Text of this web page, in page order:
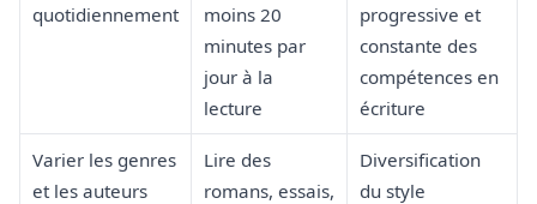
quotidiennement
moins 20
minutes par
jour à la
lecture
progressive et
constante des
compétences en
écriture
Varier les genres
et les auteurs
Lire des
romans, essais,
Diversification
du style